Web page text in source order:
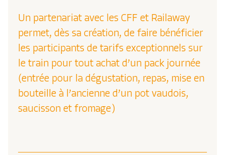
Un partenariat avec les CFF et Railaway
permet, dès sa création, de faire bénéficier
les participants de tarifs exceptionnels sur
le train pour tout achat d’un pack journée
(entrée pour la dégustation, repas, mise en
bouteille à l’ancienne d’un pot vaudois,
saucisson et fromage)